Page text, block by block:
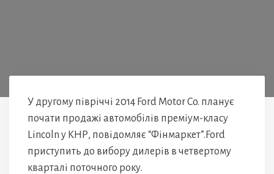
У другому півріччі 2014 Ford Motor Co. планує
почати продажі автомобілів преміум-класу
Lincoln у КНР, повідомляє “Фінмаркет”.Ford
приступить до вибору дилерів в четвертому
кварталі поточного року.